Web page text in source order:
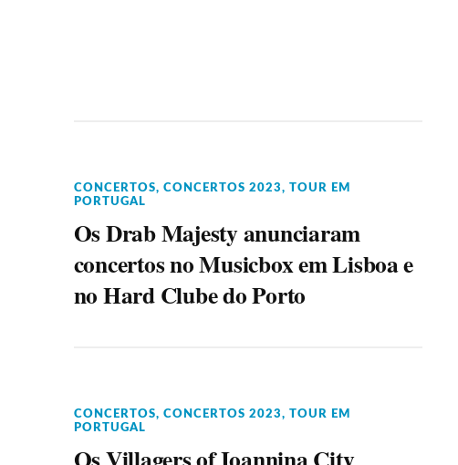
CONCERTOS, CONCERTOS 2023, TOUR EM
PORTUGAL
Os Drab Majesty anunciaram
concertos no Musicbox em Lisboa e
no Hard Clube do Porto
CONCERTOS, CONCERTOS 2023, TOUR EM
PORTUGAL